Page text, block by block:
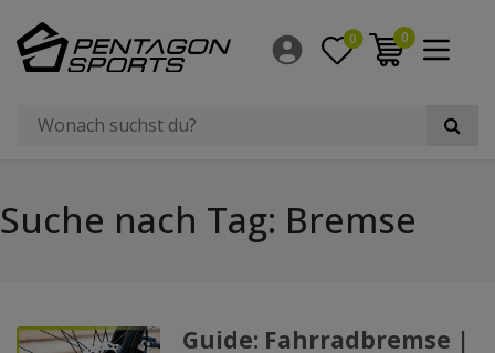
0 0
Suche nach Tag: Bremse
Guide: Fahrradbremse |